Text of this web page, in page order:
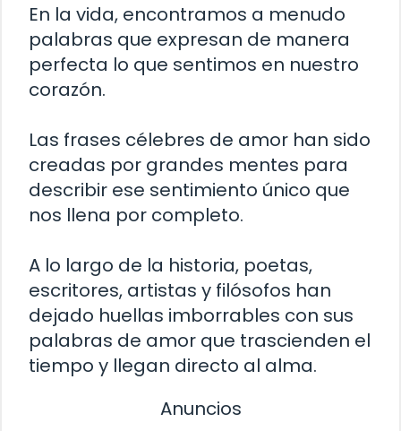
En la vida, encontramos a menudo
palabras que expresan de manera
perfecta lo que sentimos en nuestro
corazón.
Las frases célebres de amor han sido
creadas por grandes mentes para
describir ese sentimiento único que
nos llena por completo.
A lo largo de la historia, poetas,
escritores, artistas y filósofos han
dejado huellas imborrables con sus
palabras de amor que trascienden el
tiempo y llegan directo al alma.
Anuncios